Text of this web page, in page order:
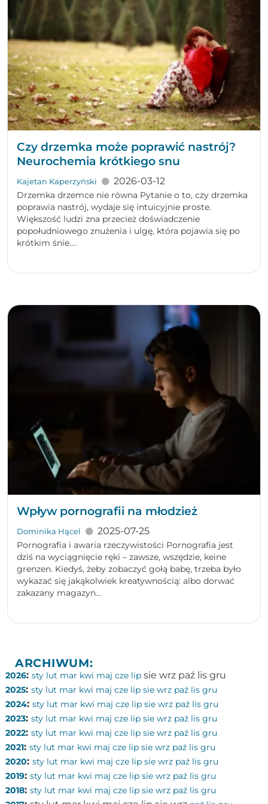
Czy drzemka może poprawić nastrój?
Neurochemia krótkiego snu
Kajetan Kaperzyński 2026-03-12
Drzemka drzemce nie równa Pytanie o to, czy drzemka
poprawia nastrój, wydaje się intuicyjnie proste.
Większość ludzi zna przecież doświadczenie
popołudniowego znużenia i ulgę, która pojawia się po
krótkim śnie....
Wpływ pornografii na młodzież
Dominika Hącel 2025-07-25
Pornografia i awaria rzeczywistości Pornografia jest
dziś na wyciągnięcie ręki – zawsze, wszędzie, keine
grenzen. Kiedyś, żeby zobaczyć gołą babę, trzeba było
wykazać się jakąkolwiek kreatywnością: albo dorwać
zakazany magazyn...
ARCHIWUM:
2026: sty lut mar kwi maj cze lip sie wrz paź lis gru
2025: sty lut mar kwi maj cze lip sie wrz paź lis gru
2024: sty lut mar kwi maj cze lip sie wrz paź lis gru
2023: sty lut mar kwi maj cze lip sie wrz paź lis gru
2022: sty lut mar kwi maj cze lip sie wrz paź lis gru
2021: sty lut mar kwi maj cze lip sie wrz paź lis gru
2020: sty lut mar kwi maj cze lip sie wrz paź lis gru
2019: sty lut mar kwi maj cze lip sie wrz paź lis gru
2018: sty lut mar kwi maj cze lip sie wrz paź lis gru